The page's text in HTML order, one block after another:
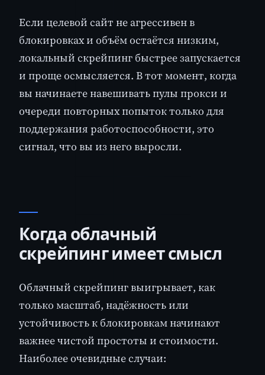
Если целевой сайт не агрессивен в
блокировках и объём остаётся низким,
локальный скрейпинг быстрее запускается
и проще осмысляется. В тот момент, когда
вы начинаете навешивать пулы прокси и
очереди повторных попыток только для
поддержания работоспособности, это
сигнал, что вы из него выросли.
Когда облачный
скрейпинг имеет смысл
Облачный скрейпинг выигрывает, как
только масштаб, надёжность или
устойчивость к блокировкам начинают
важнее чистой простоты и стоимости.
Наиболее очевидные случаи: